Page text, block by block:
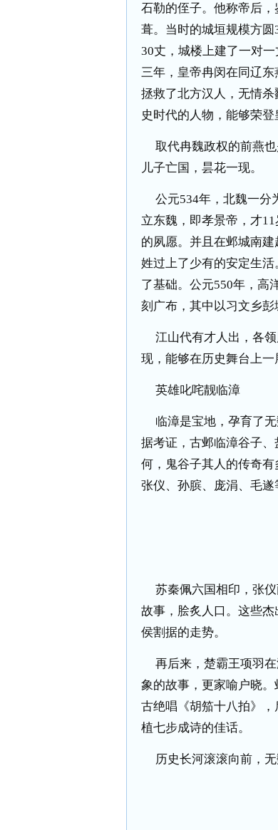
石勒的侄子。他称帝后
葺。当时的城垣规模方圆
30丈，城楼上建了一对
三年，皇帝冉闵在同辽
拯救了北方汉人，无情
史时代的人物，能够荣登
取代冉魏政权的前燕
儿子亡国，昙花一现。
公元534年，北魏一分
立东魏，即孝景帝，才11
的夙愿。并且在邺城南
姓过上了少有的安定生
了基础。公元550年，高
刻广布，其中以习文乡彭
江山代有才人出，各
现，能够在历史舞台上一
英雄叱咤靓临漳
临漳是宝地，孕育了
据考证，古邺临漳谷子
何，鬼谷子其人的传奇有
张仪、孙膑、庞涓、毛遂
苏秦佩六国相印，张
故事，脍炙人口。这些
侯割据的走势。
再后来，楚霸王项羽
象的故事，更家喻户晓
古绝唱《胡笳十八拍》
植七步成诗的佳话。
历史长河滚滚向前，